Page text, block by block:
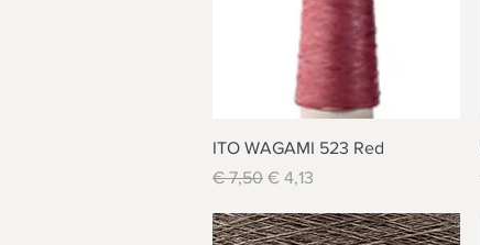
Schnellansicht
ITO WAGAMI 523 Red
Standardpreis
€ 7,50 Sale-Preis
€ 4,13